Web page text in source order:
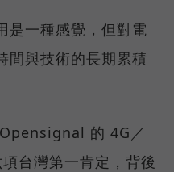
是一種感覺，但對電
間與技術的長期累積
的 4G／
台灣第一肯定，背後